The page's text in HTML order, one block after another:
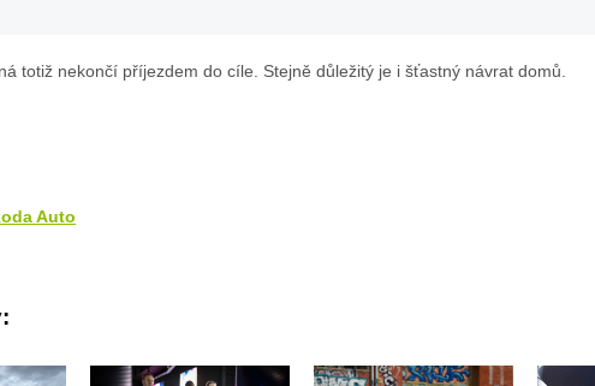
letní
totiž nekončí příjezdem do cíle. Stejně důležitý je i šťastný návrat domů.
Auto